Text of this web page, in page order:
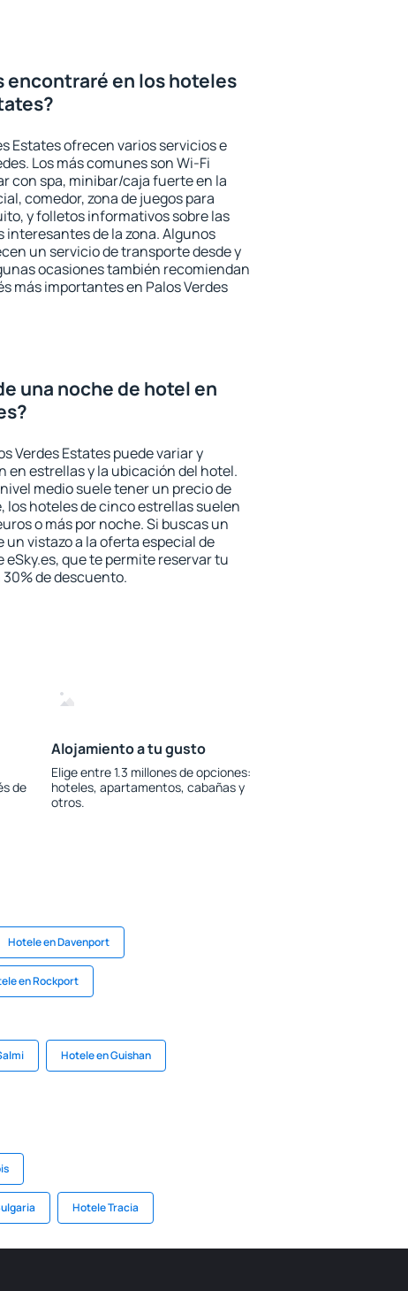
encontraré en los hoteles
Estates ofrecen varios servicios e
Los más comunes son Wi-Fi
con spa, minibar/caja fuerte en la
comedor, zona de juegos para
y folletos informativos sobre las
de la zona. Algunos
un servicio de transporte desde y
ocasiones también recomiendan
más importantes en Palos Verdes
una noche de hotel en
Verdes Estates puede variar y
en estrellas y la ubicación del hotel.
medio suele tener un precio de
los hoteles de cinco estrellas suelen
o más por noche. Si buscas un
vistazo a la oferta especial de
eSky.es, que te permite reservar tu
de descuento.
de
Alojamiento a tu gusto
Elige entre 1.3 millones de opciones:
hoteles, apartamentos, cabañas y
otros.
Hotele en Davenport
en Rockport
Hotele en Guishan
Hotele Tracia